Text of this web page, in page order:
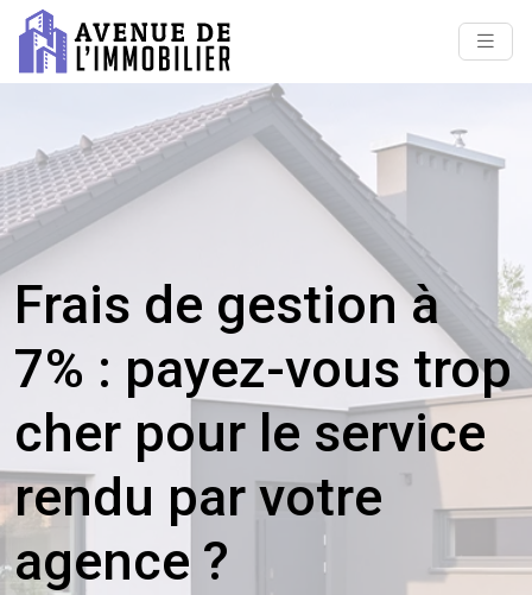
Frais de gestion à
7% : payez-vous trop
cher pour le service
rendu par votre
agence ?